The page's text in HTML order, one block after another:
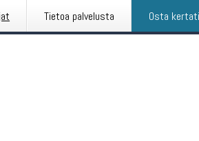
Tietoa palvelusta Osta